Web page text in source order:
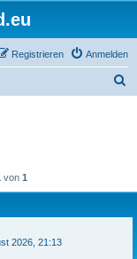
Anmelden
Registrieren
von 1
2026, 21:13